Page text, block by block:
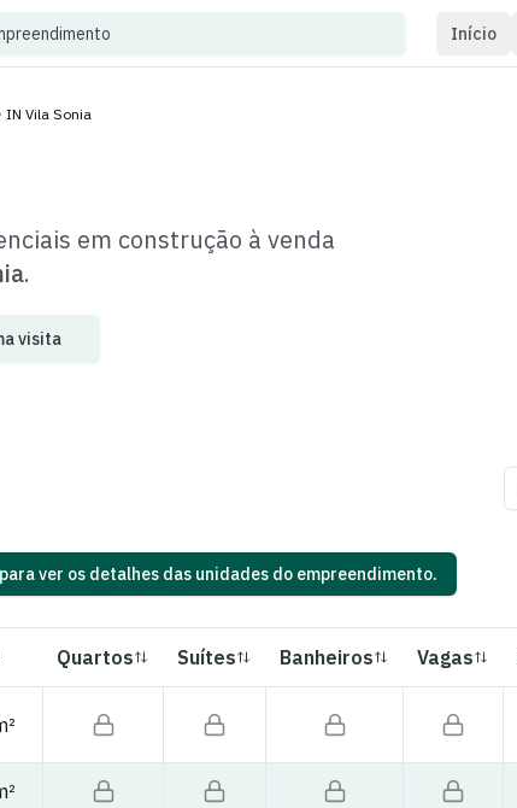
Início
IN Vila Sonia
em construção à venda
.
visita
ver os detalhes das unidades do empreendimento.
Quartos Suítes Banheiros Vagas